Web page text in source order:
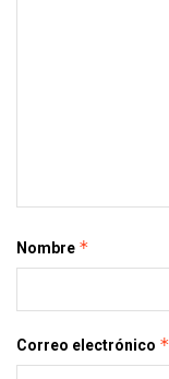
Nombre *
Correo electrónico *